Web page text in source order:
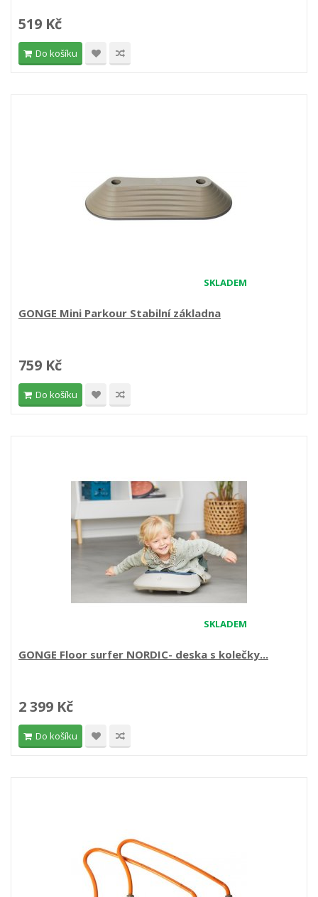
519 Kč
Do košíku
SKLADEM
GONGE Mini Parkour Stabilní základna
759 Kč
Do košíku
SKLADEM
GONGE Floor surfer NORDIC- deska s kolečky...
2 399 Kč
Do košíku